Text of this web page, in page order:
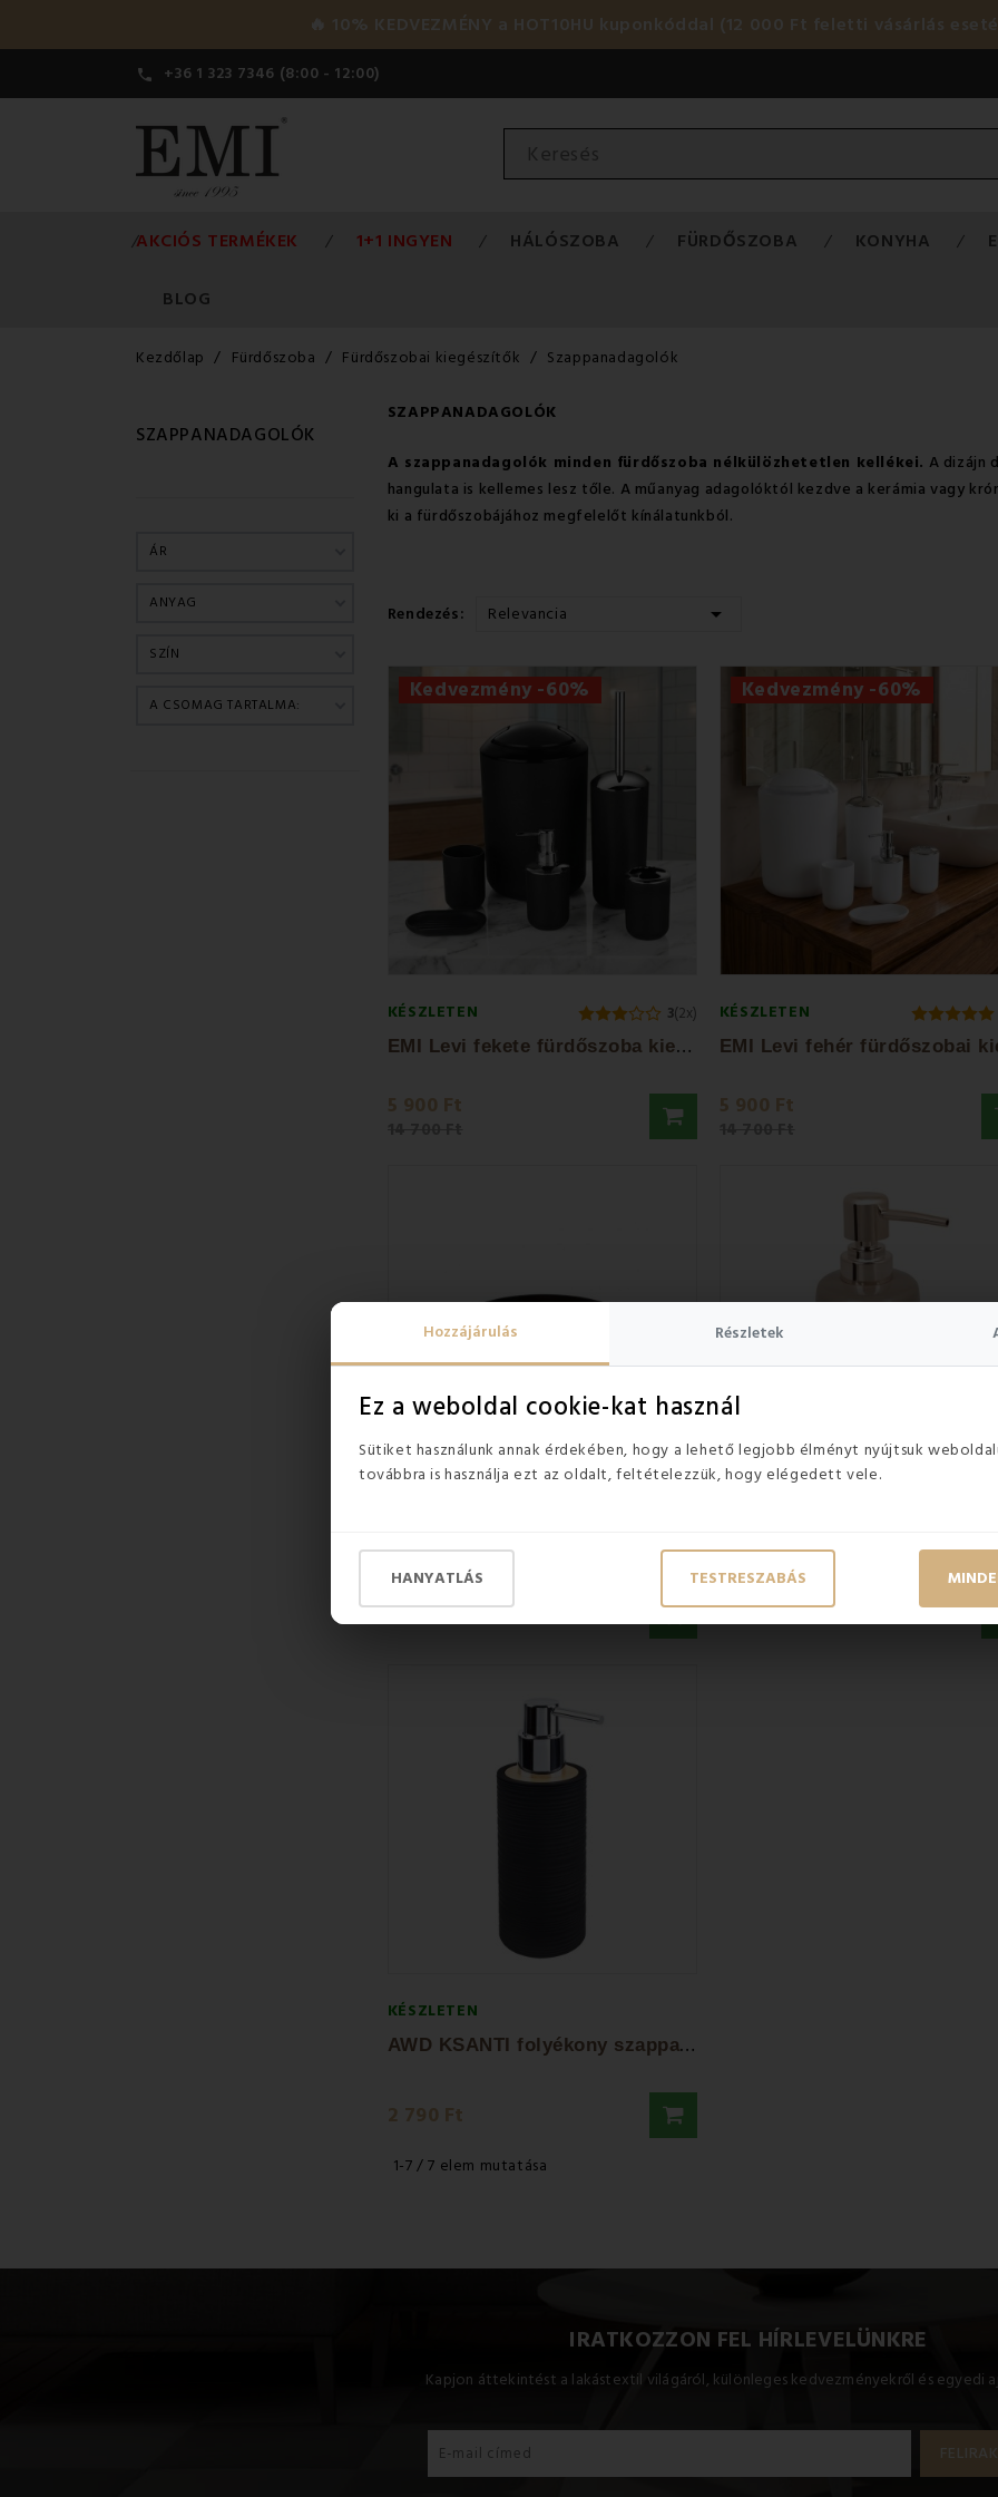
Hozzájárulás Részletek
Ez a weboldal cookie-kat használ
Sütiket használunk annak érdekében, hogy a lehető legjobb élményt nyújtsuk
továbbra is használja ezt az oldalt, feltételezzük, hogy elégedett vele.
HANYATLÁS TESTRESZABÁS
🔥 10% KEDVEZMÉNY a HOT10HU kuponkóddal (12 000 Ft feletti vásárlás
 +36 1 323 7346 (8:00 - 12:00)
AKCIÓS TERMÉKEK 1+1 INGYEN HÁLÓSZOBA FÜRDŐSZOBA KONYHA
BLOG
Kezdőlap Fürdőszoba Fürdőszobai kiegészítők Szappanadagolók
SZAPPANADAGOLÓK
ÁR
ANYAG
SZÍN
A CSOMAG TARTALMA:
SZAPPANADAGOLÓK
A szappanadagolók minden fürdőszoba nélkülözhetetlen kellékei. A dizájn
hangulata is kellemes lesz tőle. A műanyag adagolóktól kezdve a kerámia vagy
ki a fürdőszobájához megfelelőt kínálatunkból.
Rendezés: Relevancia 
Kedvezmény -60%
KÉSZLETEN 3(2x)
E
MI Levi fekete fürdőszoba kiegészítő szett
5 900 Ft
Kedvezmény -60%
KÉSZLETEN
5 900 Ft
AWD KSANTI szappantartó
2 290 Ft 3 510 Ft
KÉSZLETEN
A
WD KSANTI folyékony szappanadagoló
2 790 Ft
1-7 / 7 elem mutatása
IRATKOZZON FEL HÍRLEVELÜNKRE
Kapjon áttekintést a lakástextil világáról, különleges kedvezményekről és egyedi